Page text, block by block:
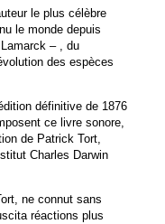
le plus célèbre
le monde depuis
– , du
des espèces
définitive de 1876
ce livre sonore,
de Patrick Tort,
Charles Darwin
ne connut sans
réactions plus